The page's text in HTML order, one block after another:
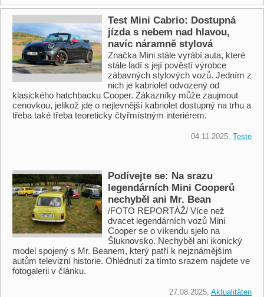
Test Mini Cabrio: Dostupná
jízda s nebem nad hlavou,
navíc náramně stylová
Značka Mini stále vyrábí auta, které
stále ladí s její pověstí výrobce
zábavných stylových vozů. Jedním z
nich je kabriolet odvozený od
klasického hatchbacku Cooper. Zákazníky může zaujmout
cenovkou, jelikož jde o nejlevnější kabriolet dostupný na trhu a
třeba také třeba teoreticky čtyřmístným interiérem.
04.11.2025, Teste
Podívejte se: Na srazu
legendárních Mini Cooperů
nechyběl ani Mr. Bean
/FOTO REPORTÁŽ/ Více než
dvacet legendárních vozů Mini
Cooper se o víkendu sjelo na
Šluknovsko. Nechyběl ani ikonický
model spojený s Mr. Beanem, který patří k nejznámějším
autům televizní historie. Ohlédnutí za tímto srazem najdete ve
fotogalerii v článku.
27.08.2025, Aktualitäten